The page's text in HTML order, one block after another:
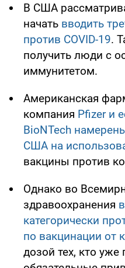
В США
начать вводить
против COVID-19.
получить люди с
иммунитетом.
Американская
компания Pfizer и
BioNTech
США на
вакцины против
Однако во
здравоохранения
категорически
по вакцинации от
дозой тех, кто уже